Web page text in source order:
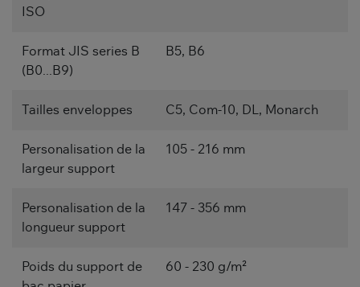
ISO
Format JIS series B
(B0...B9)
B5, B6
Tailles enveloppes C5, Com-10, DL, Monarch
Personalisation de la
largeur support
105 - 216 mm
Personalisation de la
longueur support
147 - 356 mm
Poids du support de
60 - 230 g/m²